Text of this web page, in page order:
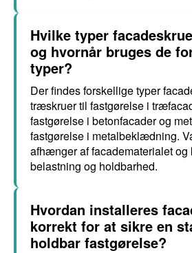
Hvilke typer
og hvornår bruges de
typer?
Der findes forskellige typer
træskruer til fastgørelse i
fastgørelse i betonfacader og
fastgørelse i metalbeklædning.
afhænger af facadematerialet og
belastning og holdbarhed.
Hvordan installeres
korrekt for at sikre en
holdbar fastgørelse?